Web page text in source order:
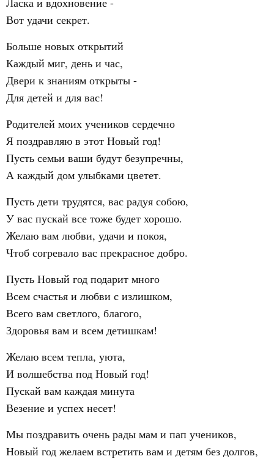
Вот удачи секрет.
Больше новых открытий
Каждый миг, день и час,
Двери к знаниям открыты -
Для детей и для вас!
Родителей моих учеников сердечно
Я поздравляю в этот Новый год!
Пусть семьи ваши будут безупречны,
А каждый дом улыбками цветет.
Пусть дети трудятся, вас радуя собою,
У вас пускай все тоже будет хорошо.
Желаю вам любви, удачи и покоя,
Чтоб согревало вас прекрасное добро.
Пусть Новый год подарит много
Всем счастья и любви с излишком,
Всего вам светлого, благого,
Здоровья вам и всем детишкам!
Желаю всем тепла, уюта,
И волшебства под Новый год!
Пускай вам каждая минута
Везение и успех несет!
Мы поздравить очень рады мам и пап учеников,
Новый год желаем встретить вам и детям без долгов,